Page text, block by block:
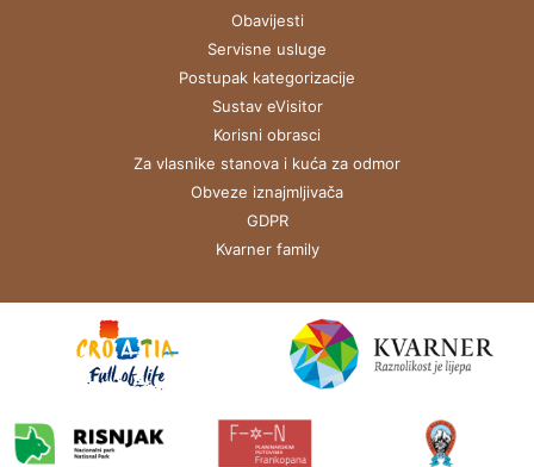
Obavijesti
Servisne usluge
Postupak kategorizacije
Sustav eVisitor
Korisni obrasci
Za vlasnike stanova i kuća za odmor
Obveze iznajmljivača
GDPR
Kvarner family